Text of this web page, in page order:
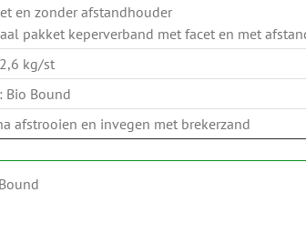
en zonder afstandhouder
pakket keperverband met facet en met
kg/st
Bio Bound
afstrooien en invegen met brekerzand